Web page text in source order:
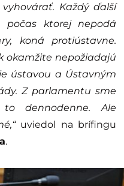
Každý ďalší
počas ktorej nepodá
koná protiústavne.
okamžite nepožiadajú
ústavou a Ústavným
Z parlamentu sme
dennodenne. Ale
uviedol na brífingu
.